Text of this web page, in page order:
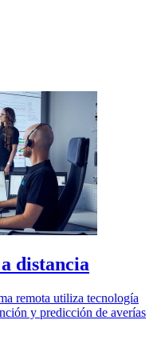
distancia
remota utiliza tecnología
y predicción de averías